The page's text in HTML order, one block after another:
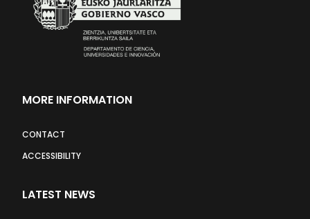
MORE INFORMATION
CONTACT
ACCESSIBILITY
LATEST NEWS